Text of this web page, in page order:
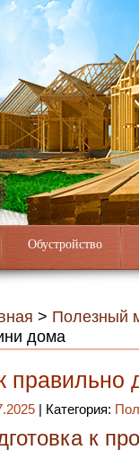
Обустройство
> Полезный
дома
правильно
| Категория:
к